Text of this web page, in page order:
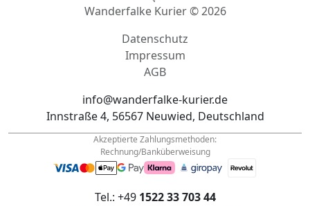
Datenschutz
Impressum
info@wanderfalke-kurier.de
Innstraße 4, 56567 Neuwied, Deutschland
Akzeptierte Zahlungsmethoden:
Rechnung/Banküberweisung